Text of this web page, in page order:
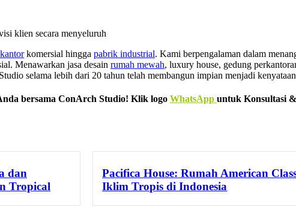
klien secara menyeluruh
komersial hingga pabrik industrial. Kami berpengalaman dalam
Menawarkan jasa desain rumah mewah, luxury house, gedung
selama lebih dari 20 tahun telah membangun impian menjadi
bersama ConArch Studio! Klik logo WhatsApp untuk Konsultasi
dan
Tropical
Pacifica House: Rumah American
Iklim Tropis di Indonesia